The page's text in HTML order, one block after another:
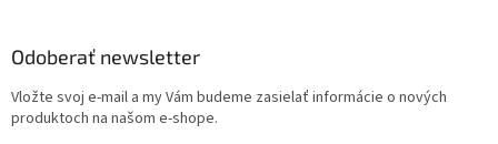
Odoberať newsletter
Vložte svoj e-mail a my Vám budeme zasielať informácie o nových
produktoch na našom e-shope.